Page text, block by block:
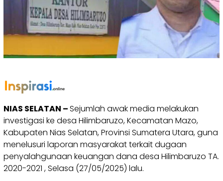
NIAS SELATAN –Sejumlah awak media melakukan
investigasi ke desa Hilimbaruzo, Kecamatan Mazo,
Kabupaten Nias Selatan, Provinsi Sumatera Utara, guna
menelusuri laporan masyarakat terkait dugaan
penyalahgunaan keuangan dana desa Hilimbaruzo TA.
2020-2021 , Selasa (27/05/2025) lalu.